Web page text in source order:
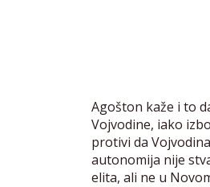
Agošton kaže i to
Vojvodine, iako
protivi da
autonomija nije
elita, ali ne u